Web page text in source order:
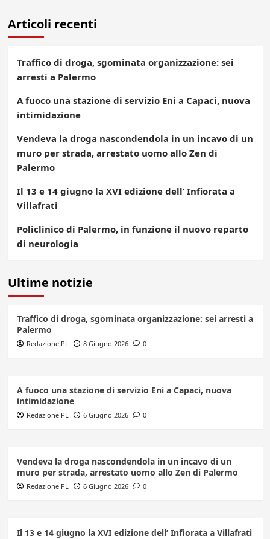
Articoli recenti
Traffico di droga, sgominata organizzazione: sei
arresti a Palermo
A fuoco una stazione di servizio Eni a Capaci, nuova
intimidazione
Vendeva la droga nascondendola in un incavo di un
muro per strada, arrestato uomo allo Zen di
Palermo
Il 13 e 14 giugno la XVI edizione dell’ Infiorata a
Villafrati
Policlinico di Palermo, in funzione il nuovo reparto
di neurologia
Ultime notizie
Traffico di droga, sgominata organizzazione: sei arresti a
Palermo
Redazione PL 8 Giugno 2026 0
A fuoco una stazione di servizio Eni a Capaci, nuova
intimidazione
Redazione PL 6 Giugno 2026 0
Vendeva la droga nascondendola in un incavo di un
muro per strada, arrestato uomo allo Zen di Palermo
Redazione PL 6 Giugno 2026 0
Il 13 e 14 giugno la XVI edizione dell’ Infiorata a Villafrati